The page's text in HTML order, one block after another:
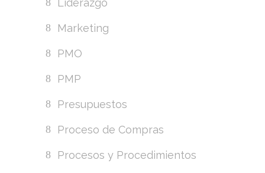
Liderazgo
Marketing
PMO
PMP
Presupuestos
Proceso de Compras
Procesos y Procedimientos